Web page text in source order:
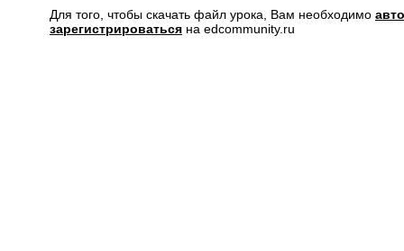
Для того, чтобы скачать файл урока, Вам необходимо
зарегистрироваться на edcommunity.ru